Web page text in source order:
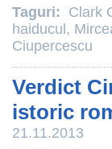
Taguri: Clark
haiducul ,
Ciupercescu
Verdict
istoric
21.11.2013